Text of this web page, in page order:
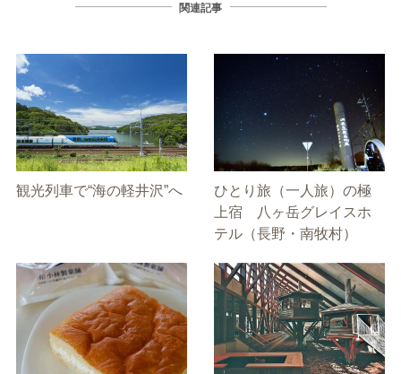
関連記事
観光列車で“海の軽井沢”へ
ひとり旅（一人旅）の極
上宿 八ヶ岳グレイスホ
テル（長野・南牧村）